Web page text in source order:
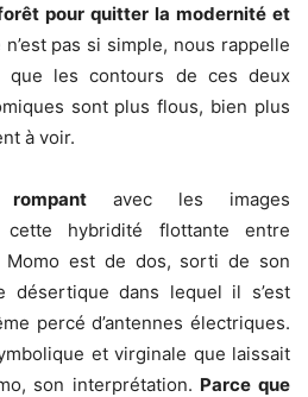
pour quitter la modernité et
pas si simple, nous rappelle
que les contours de ces deux
sont plus flous, bien plus
à voir.
rompant avec les images
cette hybridité flottante entre
Momo est de dos, sorti de son
désertique dans lequel il s’est
percé d’antennes électriques.
et virginale que laissait
son interprétation. Parce que